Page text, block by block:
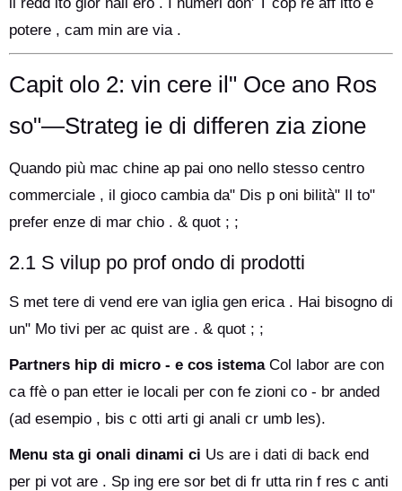
potere , cam min are via .
Capit olo 2: vin cere il" Oce ano Ros
so"—Strateg ie di differen zia zione
Quando più mac chine ap pai ono nello stesso centro
commerciale , il gioco cambia da" Dis p oni bilità" Il to"
prefer enze di mar chio . & quot ; ;
2.1 S vilup po prof ondo di prodotti
S met tere di vend ere van iglia gen erica . Hai bisogno di
un" Mo tivi per ac quist are . & quot ; ;
Partners hip di micro - e cos istemaCol labor are con
ca ffè o pan etter ie locali per con fe zioni co - br anded
(ad esempio , bis c otti arti gi anali cr umb les).
Menu sta gi onali dinami ci Us are i dati di back end
per pi vot are . Sp ing ere sor bet di fr utta rin f res c anti